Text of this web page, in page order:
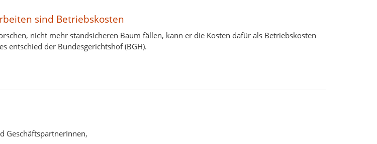
sind Betriebskosten
nicht mehr standsicheren Baum fällen, kann er die Kosten dafür als Betriebskosten
entschied der Bundesgerichtshof (BGH).
GeschäftspartnerInnen,